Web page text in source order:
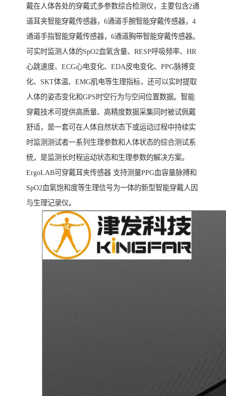
戴在人体各处的穿戴式多参数综合检测仪，主要包含2通
道耳夹智能穿戴传感器，6通道手腕智能穿戴传感器，4
通道手指智能穿戴传感器，6通道胸带智能穿戴传感器。
可实时监测人体的SpO2血氧含量、RESP呼吸频率、HR
心跳速度、ECG心电变化、EDA皮电变化、PPG脉搏变
化、SKT体温、EMG肌电等生理指标，还可以实时提取
人体的姿态变化和GPS时空行为与空间位置数据。智能
穿戴技术可提供高质量、高精度数据采集同时被试佩戴
舒适，是一套可在人体自然状态下或运动过程中持续实
时监测测试者一系列生理参数和人体状态的综合测试系
统，是监测长时程运动状态和生理参数的解决方案。
ErgoLAB可穿戴耳夹传感器 支持测量PPG血容量脉搏和
SpO2血氧饱和度等生理信号为一体的新型智能穿戴人因
与生理记录仪。